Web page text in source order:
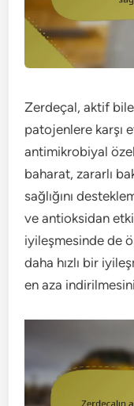
Zerdeçal, aktif
patojenlere karşı
antimikrobiyal
baharat, zararlı
sağlığını
ve antioksidan
iyileşmesinde de
daha hızlı bir
en aza